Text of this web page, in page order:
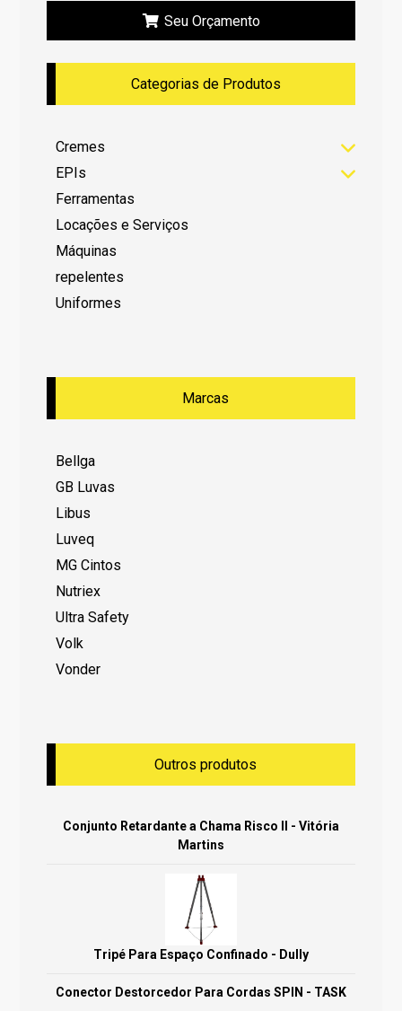
Seu Orçamento
Categorias de Produtos
Cremes
EPIs
Ferramentas
Locações e Serviços
Máquinas
repelentes
Uniformes
Marcas
Bellga
GB Luvas
Libus
Luveq
MG Cintos
Nutriex
Ultra Safety
Volk
Vonder
Outros produtos
Conjunto Retardante a Chama Risco II - Vitória
Martins
Tripé Para Espaço Confinado - Dully
Conector Destorcedor Para Cordas SPIN - TASK